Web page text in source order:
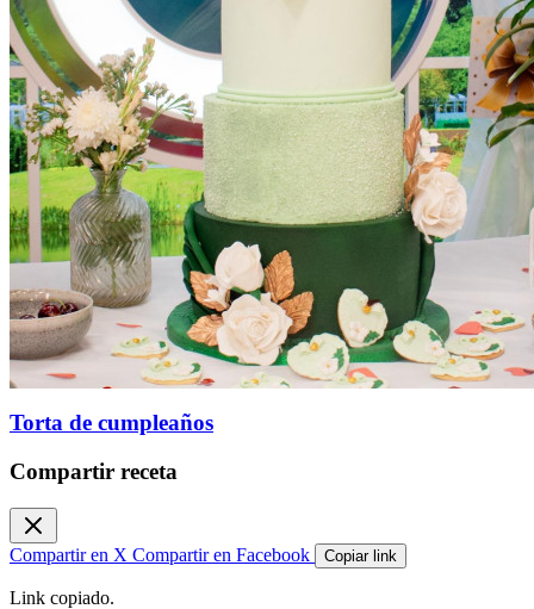
Torta de cumpleaños
Compartir receta
Compartir en X Compartir en Facebook Copiar link
Link copiado.